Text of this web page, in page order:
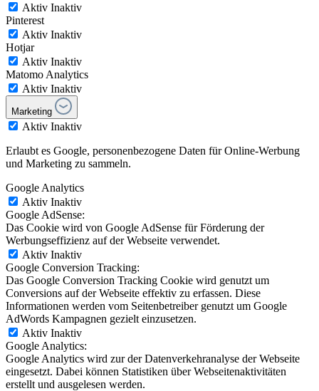
Aktiv Inaktiv
Pinterest
Aktiv Inaktiv
Hotjar
Aktiv Inaktiv
Matomo Analytics
Aktiv Inaktiv
Marketing
Aktiv Inaktiv
Erlaubt es Google, personenbezogene Daten für Online-Werbung
und Marketing zu sammeln.
Google Analytics
Aktiv Inaktiv
Google AdSense:
Das Cookie wird von Google AdSense für Förderung der
Werbungseffizienz auf der Webseite verwendet.
Aktiv Inaktiv
Google Conversion Tracking:
Das Google Conversion Tracking Cookie wird genutzt um
Conversions auf der Webseite effektiv zu erfassen. Diese
Informationen werden vom Seitenbetreiber genutzt um Google
AdWords Kampagnen gezielt einzusetzen.
Aktiv Inaktiv
Google Analytics:
Google Analytics wird zur der Datenverkehranalyse der Webseite
eingesetzt. Dabei können Statistiken über Webseitenaktivitäten
erstellt und ausgelesen werden.